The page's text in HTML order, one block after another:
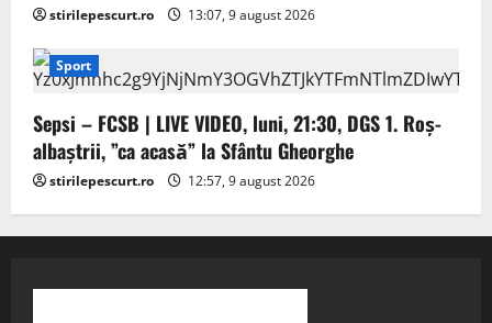
stirilepescurt.ro 13:07, 9 august 2026
Sport
Sepsi – FCSB | LIVE VIDEO, luni, 21:30, DGS 1. Roș-
albaștrii, ”ca acasă” la Sfântu Gheorghe
stirilepescurt.ro 12:57, 9 august 2026